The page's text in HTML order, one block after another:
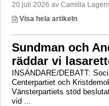
20 juli 2026 av Camilla
Visa hela artikeln
Sundman och
räddar vi
INSÄNDARE/DEBATT:
Centerpartiet och
Vänsterpartiets stöd
vid ...